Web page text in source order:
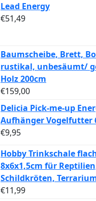
Lead Energy
€51,49
Baumscheibe, Brett,
rustikal, unbesäumt/
Holz 200cm
€159,00
Delicia Pick-me-up
Aufhänger Vogelfutter
€9,95
Hobby Trinkschale
8x6x1,5cm für
Schildkröten,
€11,99